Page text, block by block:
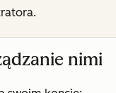
nimi